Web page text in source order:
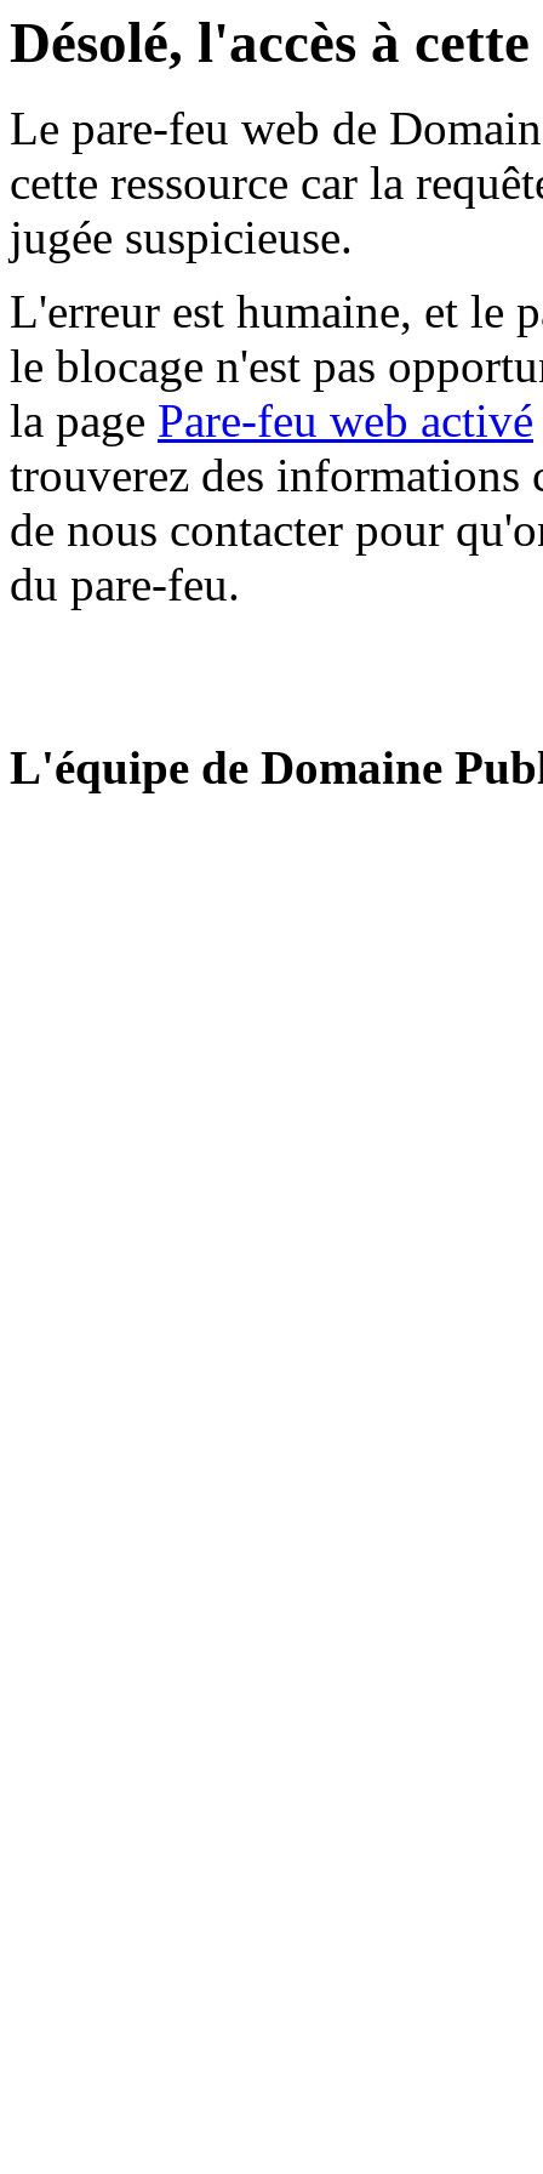
Désolé, l'accès à
Le pare-feu web de
cette ressource car la
jugée suspicieuse.
L'erreur est humaine, et le
le blocage n'est pas
la page Pare-feu web activé
trouverez des informations
de nous contacter pour
du pare-feu.
L'équipe de Domaine